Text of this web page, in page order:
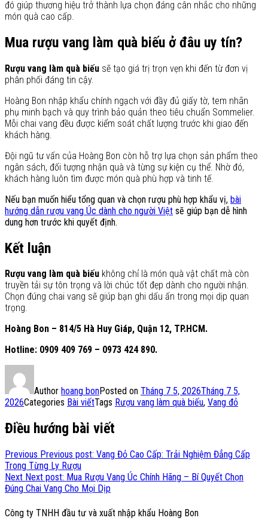
đó giúp thương hiệu trở thành lựa chọn đáng cân nhắc cho những
món quà cao cấp.
Mua rượu vang làm quà biếu ở đâu uy tín?
Rượu vang làm quà biếu sẽ tạo giá trị trọn vẹn khi đến từ đơn vị
phân phối đáng tin cậy.
Hoàng Bon nhập khẩu chính ngạch với đầy đủ giấy tờ, tem nhãn
phụ minh bạch và quy trình bảo quản theo tiêu chuẩn Sommelier.
Mỗi chai vang đều được kiểm soát chất lượng trước khi giao đến
khách hàng.
Đội ngũ tư vấn của Hoàng Bon còn hỗ trợ lựa chọn sản phẩm theo
ngân sách, đối tượng nhận quà và từng sự kiện cụ thể. Nhờ đó,
khách hàng luôn tìm được món quà phù hợp và tinh tế.
Nếu bạn muốn hiểu tổng quan và chọn rượu phù hợp khẩu vị, bài
hướng dẫn rượu vang Úc dành cho người Việt sẽ giúp bạn dễ hình
dung hơn trước khi quyết định.
Kết luận
Rượu vang làm quà biếu không chỉ là món quà vật chất mà còn
truyền tải sự tôn trọng và lời chúc tốt đẹp dành cho người nhận.
Chọn đúng chai vang sẽ giúp bạn ghi dấu ấn trong mọi dịp quan
trọng.
Hoàng Bon – 814/5 Hà Huy Giáp, Quận 12, TP.HCM.
Hotline: 0909 409 769 – 0973 424 890.
Author hoang bonPosted on Tháng 7 5, 2026Tháng 7 5,
2026Categories Bài viếtTags Rượu vang làm quà biếu, Vang đỏ
Điều hướng bài viết
Previous Previous post: Vang Đỏ Cao Cấp: Trải Nghiệm Đẳng Cấp
Trong Từng Ly Rượu
Next Next post: Mua Rượu Vang Úc Chính Hãng – Bí Quyết Chọn
Đúng Chai Vang Cho Mọi Dịp
Công ty TNHH đầu tư và xuất nhập khẩu Hoàng Bon